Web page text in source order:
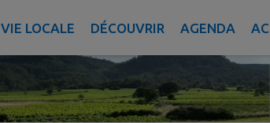
VIE LOCALE DÉCOUVRIR AGENDA